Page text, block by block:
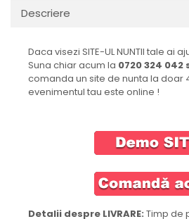
Descriere
Daca visezi SITE-UL NUNTII tale ai
Suna chiar acum la 0720 324 042
comanda un site de nunta la doar
evenimentul tau este online !
Detalii despre LIVRARE: Timp de